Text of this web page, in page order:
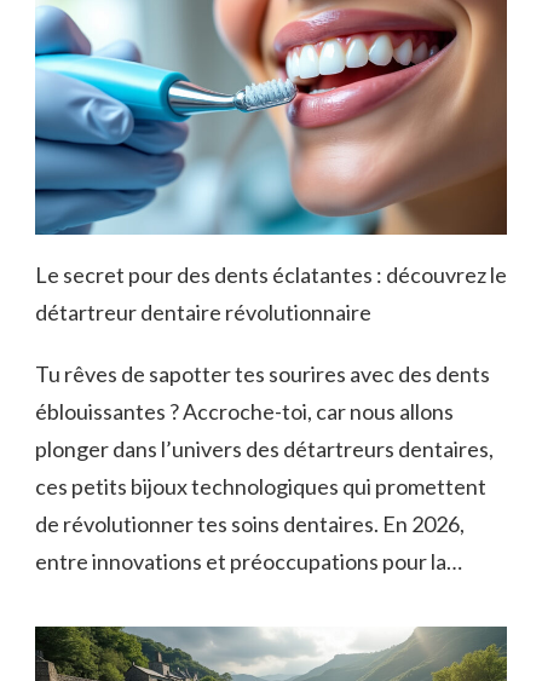
Le secret pour des dents éclatantes : découvrez le
détartreur dentaire révolutionnaire
Tu rêves de sapotter tes sourires avec des dents
éblouissantes ? Accroche-toi, car nous allons
plonger dans l’univers des détartreurs dentaires,
ces petits bijoux technologiques qui promettent
de révolutionner tes soins dentaires. En 2026,
entre innovations et préoccupations pour la…